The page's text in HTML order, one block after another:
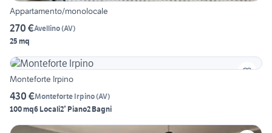
Appartamento/monolocale
270 €Avellino(AV)
25 mq
Monteforte Irpino
430 €Monteforte Irpino(AV)
100 mq6 Locali2° Piano2 Bagni